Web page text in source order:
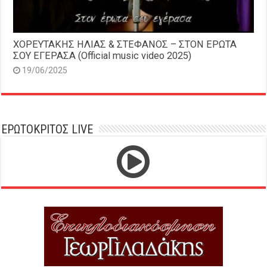
ΧΟΡΕΥΤΑΚΗΣ ΗΛΙΑΣ & ΣΤΕΦΑΝΟΣ – ΣΤΟΝ ΕΡΩΤΑ
ΣΟΥ ΕΓΕΡΑΣΑ (Official music video 2025)
19/06/2025
ΕΡΩΤΟΚΡΙΤΟΣ LIVE